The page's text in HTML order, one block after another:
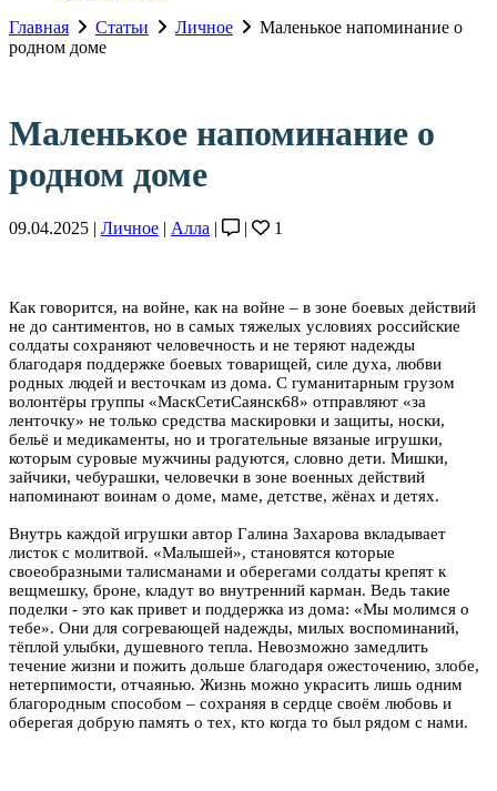
Главная
Статьи Личное
Маленькое напоминание о
родном доме
Маленькое напоминание о
родном доме
09.04.2025 | Личное | Алла | | 1
Как говорится, на войне, как на войне – в зоне боевых действий
не до сантиментов, но в самых тяжелых условиях российские
солдаты сохраняют человечность и не теряют надежды
благодаря поддержке боевых товарищей, силе духа, любви
родных людей и весточкам из дома. С гуманитарным грузом
волонтёры группы «МаскСетиСаянск68» отправляют «за
ленточку» не только средства маскировки и защиты, носки,
бельё и медикаменты, но и трогательные вязаные игрушки,
которым суровые мужчины радуются, словно дети. Мишки,
зайчики, чебурашки, человечки в зоне военных действий
напоминают воинам о доме, маме, детстве, жёнах и детях.
Внутрь каждой игрушки автор Галина Захарова вкладывает
листок с молитвой. «Малышей», становятся которые
своеобразными талисманами и оберегами солдаты крепят к
вещмешку, броне, кладут во внутренний карман. Ведь такие
поделки - это как привет и поддержка из дома: «Мы молимся о
тебе». Они для согревающей надежды, милых воспоминаний,
тёплой улыбки, душевного тепла. Невозможно замедлить
течение жизни и пожить дольше благодаря ожесточению, злобе,
нетерпимости, отчаянью. Жизнь можно украсить лишь одним
благородным способом – сохраняя в сердце своём любовь и
оберегая добрую память о тех, кто когда то был рядом с нами.